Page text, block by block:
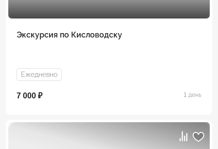
Экскурсия по Кисловодску
Ежедневно
7 000 ₽ 1 день